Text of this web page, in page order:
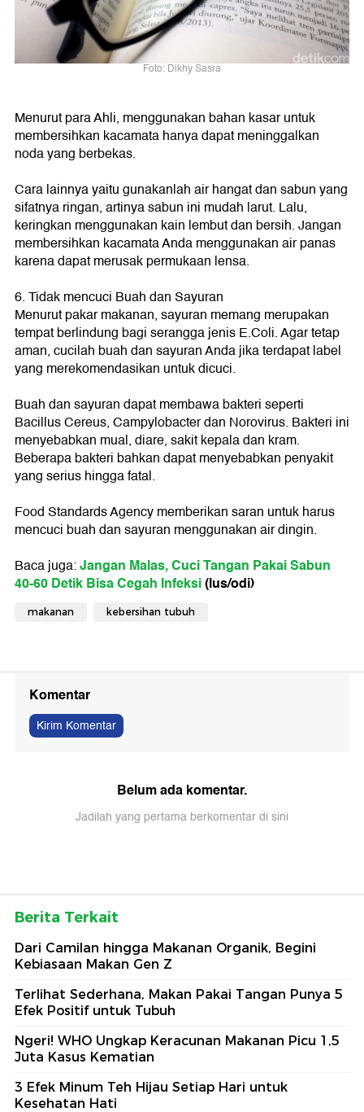
Foto: Dikhy Sasra
Menurut para Ahli, menggunakan bahan kasar untuk
membersihkan kacamata hanya dapat meninggalkan
noda yang berbekas.
Cara lainnya yaitu gunakanlah air hangat dan sabun yang
sifatnya ringan, artinya sabun ini mudah larut. Lalu,
keringkan menggunakan kain lembut dan bersih. Jangan
membersihkan kacamata Anda menggunakan air panas
karena dapat merusak permukaan lensa.
6. Tidak mencuci Buah dan Sayuran
Menurut pakar makanan, sayuran memang merupakan
tempat berlindung bagi serangga jenis E.Coli. Agar tetap
aman, cucilah buah dan sayuran Anda jika terdapat label
yang merekomendasikan untuk dicuci.
Buah dan sayuran dapat membawa bakteri seperti
Bacillus Cereus, Campylobacter dan Norovirus. Bakteri ini
menyebabkan mual, diare, sakit kepala dan kram.
Beberapa bakteri bahkan dapat menyebabkan penyakit
yang serius hingga fatal.
Food Standards Agency memberikan saran untuk harus
mencuci buah dan sayuran menggunakan air dingin.
Baca juga:Jangan Malas, Cuci Tangan Pakai Sabun
40-60 Detik Bisa Cegah Infeksi(lus/odi)
makanan kebersihan tubuh
Komentar
Kirim Komentar
Belum ada komentar.
Jadilah yang pertama berkomentar di sini
Berita Terkait
Dari Camilan hingga Makanan Organik, Begini
Kebiasaan Makan Gen Z
Terlihat Sederhana, Makan Pakai Tangan Punya 5
Efek Positif untuk Tubuh
Ngeri! WHO Ungkap Keracunan Makanan Picu 1,5
Juta Kasus Kematian
3 Efek Minum Teh Hijau Setiap Hari untuk
Kesehatan Hati